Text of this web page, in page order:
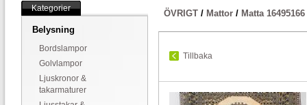
Kategorier
Belysning
Bordslampor
Golvlampor
Ljuskronor &
takarmaturer
ÖVRIGT / Mattor / Matta 16495166
Tillbaka